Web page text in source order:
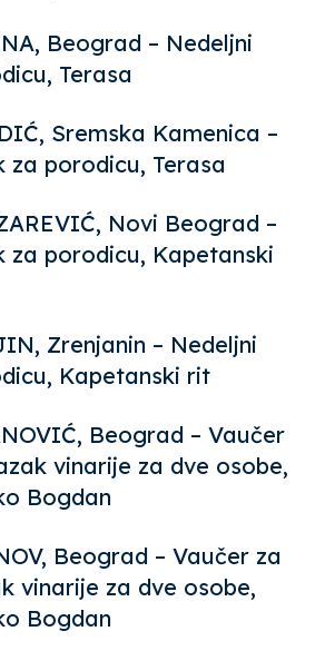
Beograd – Nedeljni
Terasa
Sremska Kamenica –
za porodicu, Terasa
Novi Beograd –
za porodicu, Kapetanski
Zrenjanin – Nedeljni
Kapetanski rit
Beograd – Vaučer
vinarije za dve osobe,
Bogdan
Beograd – Vaučer za
vinarije za dve osobe,
Bogdan